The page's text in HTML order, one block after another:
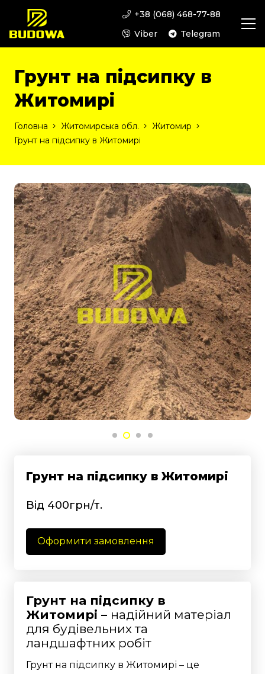
+38 (068) 468-77-88
Viber
Telegram
Грунт на підсипку в
Житомирі
Головна Житомирська обл.
Житомир
Грунт на підсипку в Житомирі
Грунт на підсипку в Житомирі
Від 400грн/т.
Оформити замовлення
Грунт на підсипку в
Житомирі – надійний матеріал
для будівельних та
ландшафтних робіт
Грунт на підсипку в Житомирі – це